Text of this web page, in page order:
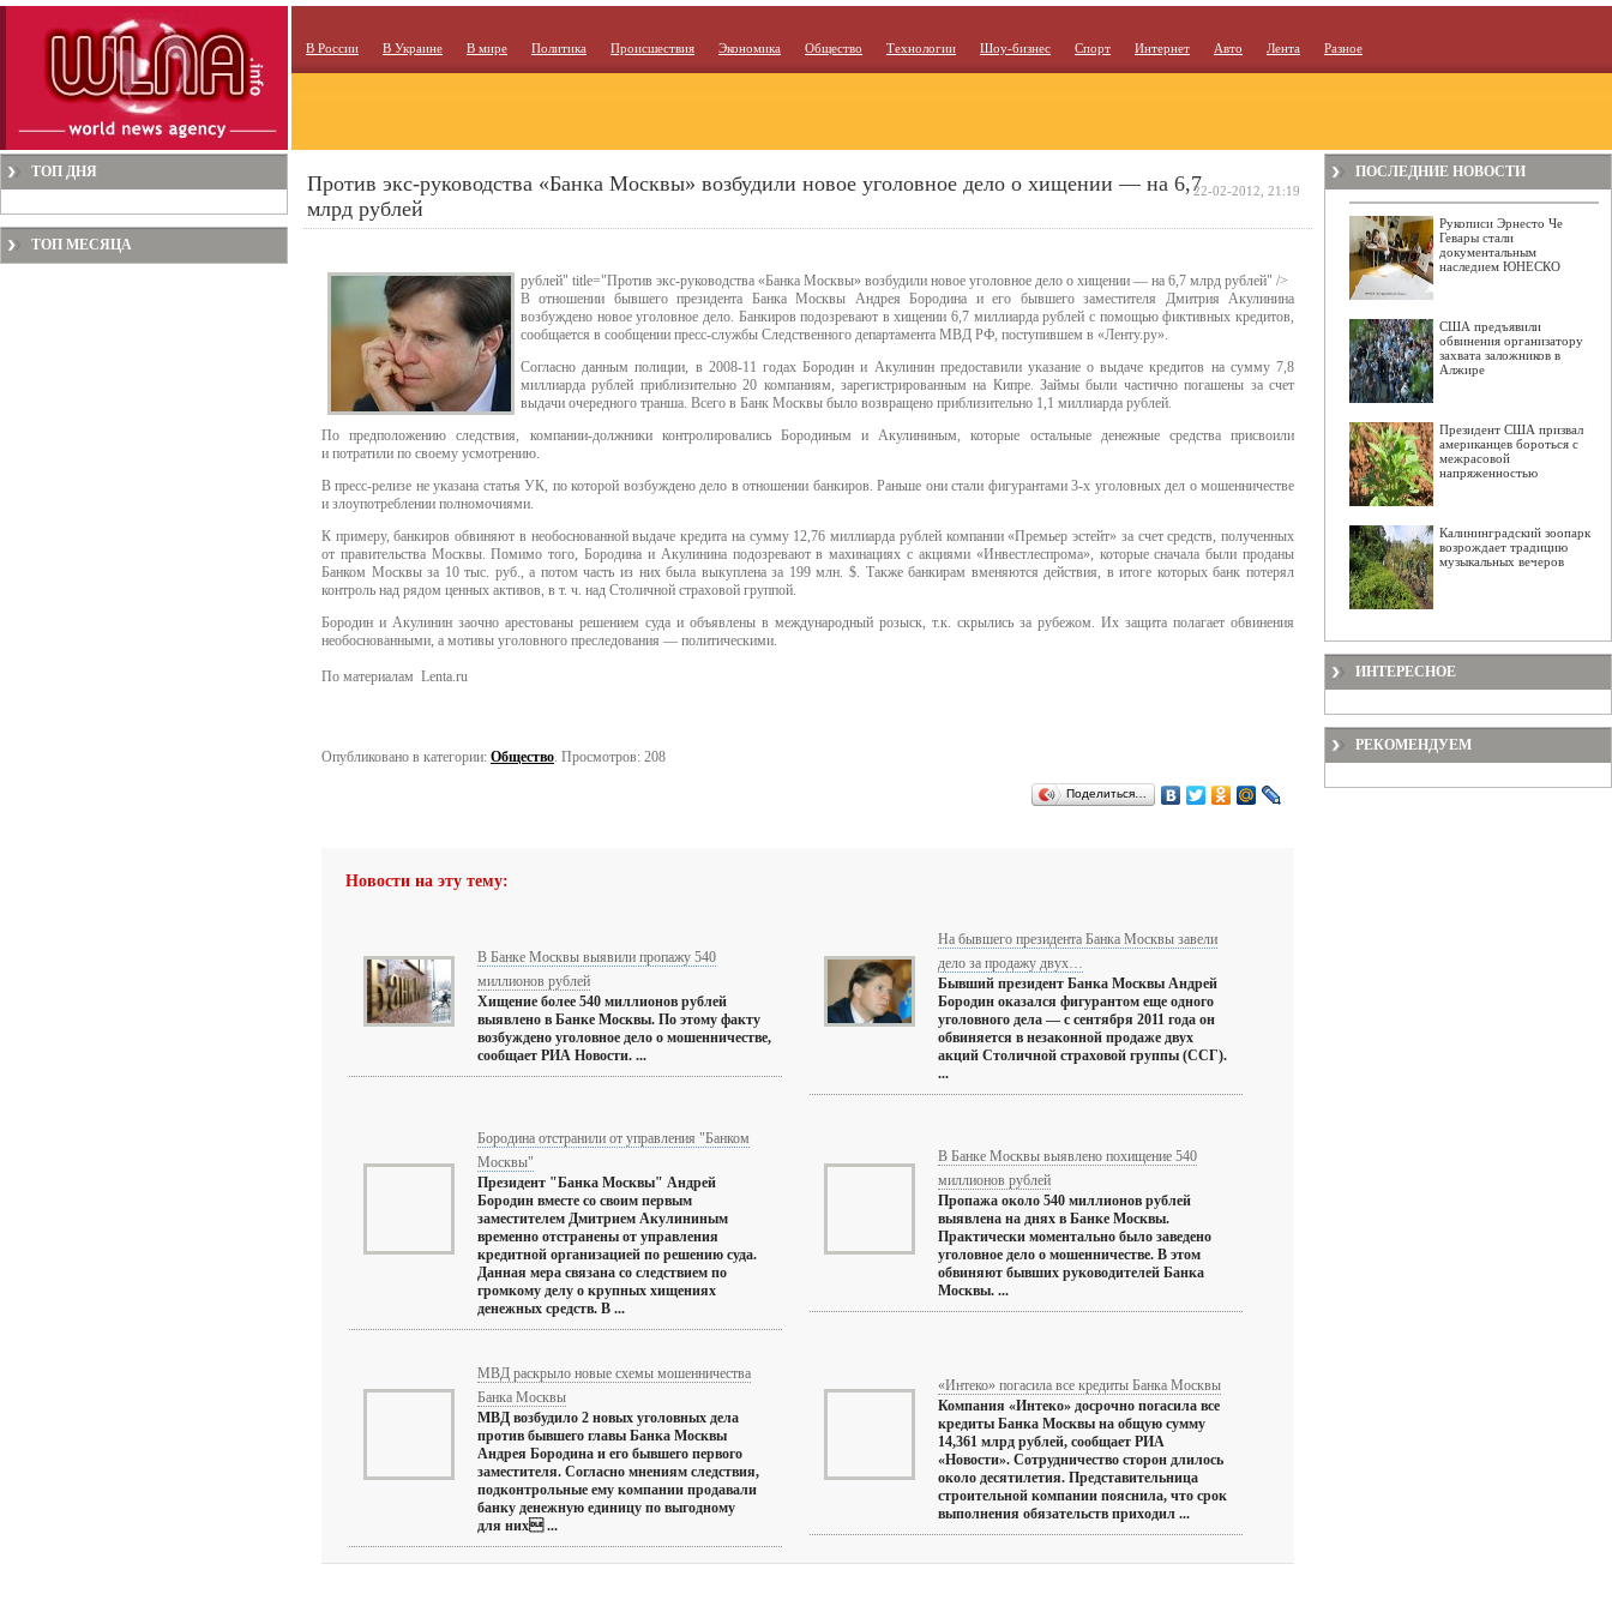
В России В Украине В мире Политика Происшествия Экономика Общество Технологии Шоу-бизнес Спорт Интернет Авто Лента Разное
ТОП ДНЯ
ТОП МЕСЯЦА
Против экс-руководства «Банка Москвы» возбудили новое уголовное дело о хищении — на 6,7
млрд рублей
рублей" title="Против экс-руководства «Банка Москвы» возбудили новое уголовное дело о хищении — на 6,7 млрд рублей" />
В отношении бывшего президента Банка Москвы Андрея Бородина и его бывшего заместителя Дмитрия Акулинина
возбуждено новое уголовное дело. Банкиров подозревают в хищении 6,7 миллиарда рублей с помощью фиктивных кредитов,
сообщается в сообщении пресс-службы Следственного департамента МВД РФ, поступившем в «Ленту.ру».
Согласно данным полиции, в 2008-11 годах Бородин и Акулинин предоставили указание о выдаче кредитов на сумму 7,8
миллиарда рублей приблизительно 20 компаниям, зарегистрированным на Кипре. Займы были частично погашены за счет
выдачи очередного транша. Всего в Банк Москвы было возвращено приблизительно 1,1 миллиарда рублей.
По предположению следствия, компании-должники контролировались Бородиным и Акулининым, которые остальные денежные средства присвоили
и потратили по своему усмотрению.
В пресс-релизе не указана статья УК, по которой возбуждено дело в отношении банкиров. Раньше они стали фигурантами 3-х уголовных дел о мошенничестве
и злоупотреблении полномочиями.
К примеру, банкиров обвиняют в необоснованной выдаче кредита на сумму 12,76 миллиарда рублей компании «Премьер эстейт» за счет средств, полученных
от правительства Москвы. Помимо того, Бородина и Акулинина подозревают в махинациях с акциями «Инвестлеспрома», которые сначала были проданы
Банком Москвы за 10 тыс. руб., а потом часть из них была выкуплена за 199 млн. $. Также банкирам вменяются действия, в итоге которых банк потерял
контроль над рядом ценных активов, в т. ч. над Столичной страховой группой.
Бородин и Акулинин заочно арестованы решением суда и объявлены в международный розыск, т.к. скрылись за рубежом. Их защита полагает обвинения
необоснованными, а мотивы уголовного преследования — политическими.
По материалам Lenta.ru
Опубликовано в категории: Общество. Просмотров: 208
Поделиться…
Новости на эту тему:
В Банке Москвы выявили пропажу 540
миллионов рублей
Хищение более 540 миллионов рублей
выявлено в Банке Москвы. По этому факту
возбуждено уголовное дело о мошенничестве,
сообщает РИА Новости. ...
На бывшего президента Банка Москвы завели
дело за продажу двух…
Бывший президент Банка Москвы Андрей
Бородин оказался фигурантом еще одного
уголовного дела — с сентября 2011 года он
обвиняется в незаконной продаже двух
акций Столичной страховой группы (ССГ).
...
Бородина отстранили от управления "Банком
Москвы"
Президент "Банка Москвы" Андрей
Бородин вместе со своим первым
заместителем Дмитрием Акулининым
временно отстранены от управления
кредитной организацией по решению суда.
Данная мера связана со следствием по
громкому делу о крупных хищениях
денежных средств. В ...
В Банке Москвы выявлено похищение 540
миллионов рублей
Пропажа около 540 миллионов рублей
выявлена на днях в Банке Москвы.
Практически моментально было заведено
уголовное дело о мошенничестве. В этом
обвиняют бывших руководителей Банка
Москвы. ...
МВД раскрыло новые схемы мошенничества
Банка Москвы
МВД возбудило 2 новых уголовных дела
против бывшего главы Банка Москвы
Андрея Бородина и его бывшего первого
заместителя. Согласно мнениям следствия,
подконтрольные ему компании продавали
банку денежную единицу по выгодному
для них ...
«Интеко» погасила все кредиты Банка Москвы
Компания «Интеко» досрочно погасила все
кредиты Банка Москвы на общую сумму
14,361 млрд рублей, сообщает РИА
«Новости». Сотрудничество сторон длилось
около десятилетия. Представительница
строительной компании пояснила, что срок
выполнения обязательств приходил ...
22-02-2012, 21:19
ПОСЛЕДНИЕ НОВОСТИ
Рукописи Эрнесто Че
Гевары стали
документальным
наследием ЮНЕСКО
США предъявили
обвинения организатору
захвата заложников в
Алжире
Президент США призвал
американцев бороться с
межрасовой
напряженностью
Калининградский зоопарк
возрождает традицию
музыкальных вечеров
ИНТЕРЕСНОЕ
РЕКОМЕНДУЕМ